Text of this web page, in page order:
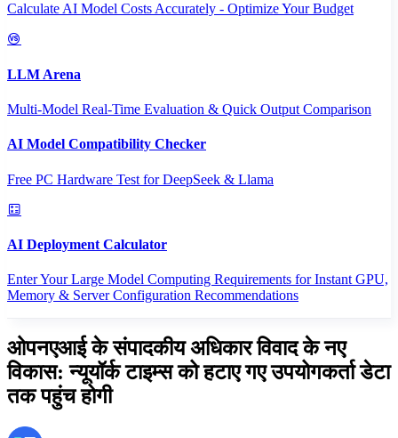
Calculate AI Model Costs Accurately - Optimize Your Budget
LLM Arena
Multi-Model Real-Time Evaluation & Quick Output Comparison
AI Model Compatibility Checker
Free PC Hardware Test for DeepSeek & Llama
AI Deployment Calculator
Enter Your Large Model Computing Requirements for Instant GPU,
Memory & Server Configuration Recommendations
ओपनएआई के संपादकीय अधिकार विवाद के नए
विकास: न्यूयॉर्क टाइम्स को हटाए गए उपयोगकर्ता डेटा
तक पहुंच होगी